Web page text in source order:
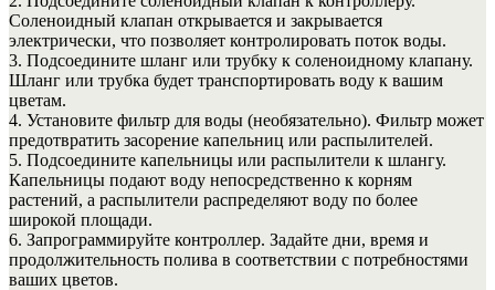
Соленоидный клапан открывается и закрывается
электрически, что позволяет контролировать поток воды.
3. Подсоедините шланг или трубку к соленоидному клапану.
Шланг или трубка будет транспортировать воду к вашим
цветам.
4. Установите фильтр для воды (необязательно). Фильтр может
предотвратить засорение капельниц или распылителей.
5. Подсоедините капельницы или распылители к шлангу.
Капельницы подают воду непосредственно к корням
растений, а распылители распределяют воду по более
широкой площади.
6. Запрограммируйте контроллер. Задайте дни, время и
продолжительность полива в соответствии с потребностями
ваших цветов.